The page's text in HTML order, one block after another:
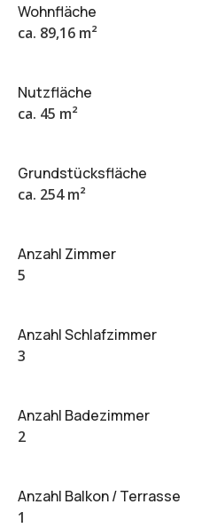
Wohnfläche
ca. 89,16 m²
Nutzfläche
ca. 45 m²
Grundstücksfläche
ca. 254 m²
Anzahl Zimmer
5
Anzahl Schlafzimmer
3
Anzahl Badezimmer
2
Anzahl Balkon / Terrasse
1